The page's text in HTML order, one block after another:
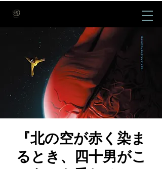
『北の空が赤く染ま
るとき、四十男がこ